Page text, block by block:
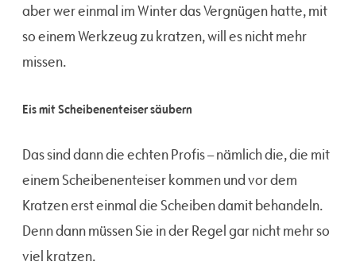
aber wer einmal im Winter das Vergnügen hatte, mit
so einem Werkzeug zu kratzen, will es nicht mehr
missen.
Eis mit Scheibenenteiser säubern
Das sind dann die echten Profis – nämlich die, die mit
einem Scheibenenteiser kommen und vor dem
Kratzen erst einmal die Scheiben damit behandeln.
Denn dann müssen Sie in der Regel gar nicht mehr so
viel kratzen.